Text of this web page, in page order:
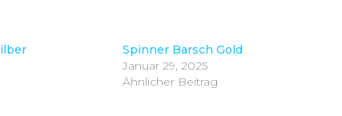
Spinner Barsch Gold
Januar 29, 2025
Ähnlicher Beitrag